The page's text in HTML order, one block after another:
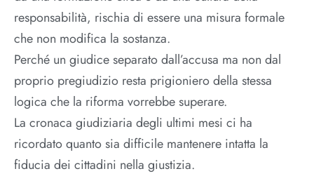
responsabilità, rischia di essere una misura formale
che non modifica la sostanza.
Perché un giudice separato dall’accusa ma non dal
proprio pregiudizio resta prigioniero della stessa
logica che la riforma vorrebbe superare.
La cronaca giudiziaria degli ultimi mesi ci ha
ricordato quanto sia difficile mantenere intatta la
fiducia dei cittadini nella giustizia.